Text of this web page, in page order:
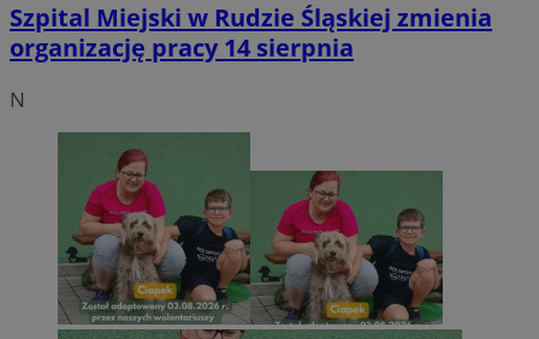
Szpital Miejski w Rudzie Śląskiej zmienia
organizację pracy 14 sierpnia
N